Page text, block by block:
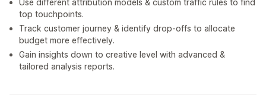
Use different attribution models & custom traffic rules to find
top touchpoints.
Track customer journey & identify drop-offs to allocate
budget more effectively.
Gain insights down to creative level with advanced &
tailored analysis reports.